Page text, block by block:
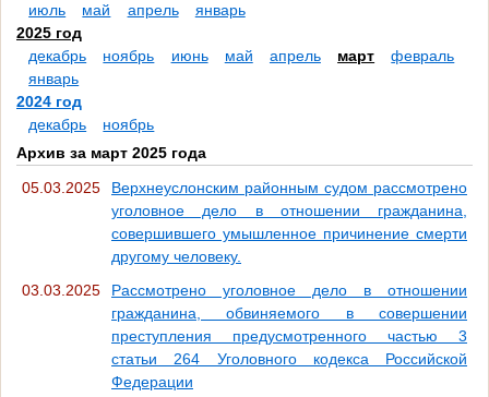
июль
май апрель
январь
2025 год
декабрь
ноябрь июнь май апрель март
февраль
январь
2024 год
декабрь
ноябрь
Архив за март 2025 года
05.03.2025
Верхнеуслонским районным судом рассмотрено
уголовное дело в отношении гражданина,
совершившего умышленное причинение смерти
другому человеку.
03.03.2025
Рассмотрено уголовное дело в отношении
гражданина, обвиняемого в совершении
преступления предусмотренного частью 3
статьи 264 Уголовного кодекса Российской
Федерации